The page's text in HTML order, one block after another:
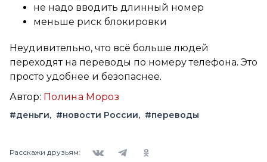
не надо вводить длинный номер
меньше риск блокировки
Неудивительно, что всё больше людей
переходят на переводы по номеру телефона. Это
просто удобнее и безопаснее.
Автор: Полина Мороз
#деньги #новости России #переводы
Расскажи друзьям: